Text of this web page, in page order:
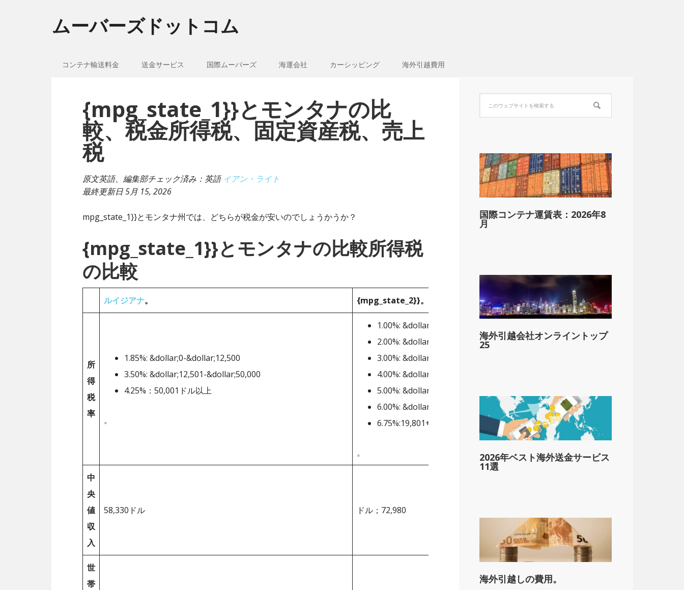
ムーバーズドットコム
コンテナ輸送料金 送金サービス 国際ムーバーズ 海運会社 カーシッピング 海外引越費用
{mpg_state_1}}とモンタナの比
較、税金所得税、固定資産税、売上
税
原文英語、編集部チェック済み：英語イアン・ライト
最終更新日5月 15, 2026
mpg_state_1}}とモンタナ州では、どちらが税金が安いのでしょうかうか？
{mpg_state_1}}とモンタナの比較所得税
の比較
ルイジアナ。 {mpg_state_2}}。
所
得
税
率
1.85%: &dollar;0-&dollar;12,500
3.50%: &dollar;12,501-&dollar;50,000
4.25%：50,001ドル以上
。
1.00%: &dollar;0-&dollar;3,300
2.00%: &dollar;3,301-&dollar;5,800
3.00%: &dollar;5,801-&dollar;8,900
4.00%: &dollar;8,901-&dollar;12,000
5.00%: &dollar;12,001-&dollar;15,400
6.00%: &dollar;15,401-&dollar;19,800
6.75%:19,801+ドル
。
中
央
値
収
入
58,330ドル ドル；72,980
世
帯
国際コンテナ運賃表：2026年8
月
海外引越会社オンライントップ
25
2026年ベスト海外送金サービス
11選
海外引越しの費用。